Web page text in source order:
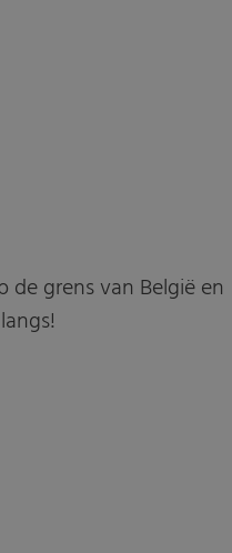
grens van België en